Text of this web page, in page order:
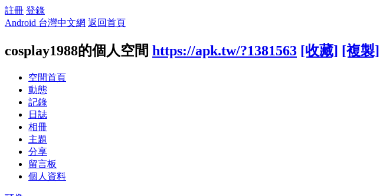
註冊 登錄
Android 台灣中文網 返回首頁
cosplay1988的個人空間 https://apk.tw/?1381563 [收藏] [複製]
空間首頁
動態
記錄
日誌
相冊
主題
分享
留言板
個人資料